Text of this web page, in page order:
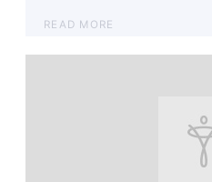
READ MORE